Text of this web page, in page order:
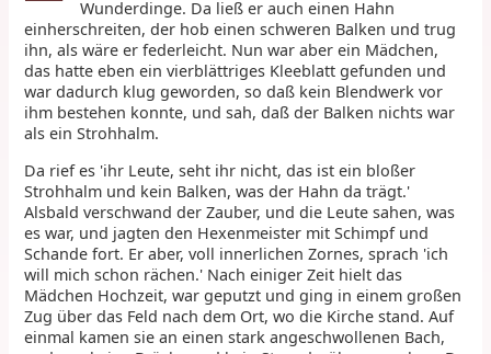
Wunderdinge. Da ließ er auch einen Hahn
einherschreiten, der hob einen schweren Balken und trug
ihn, als wäre er federleicht. Nun war aber ein Mädchen,
das hatte eben ein vierblättriges Kleeblatt gefunden und
war dadurch klug geworden, so daß kein Blendwerk vor
ihm bestehen konnte, und sah, daß der Balken nichts war
als ein Strohhalm.
Da rief es 'ihr Leute, seht ihr nicht, das ist ein bloßer
Strohhalm und kein Balken, was der Hahn da trägt.'
Alsbald verschwand der Zauber, und die Leute sahen, was
es war, und jagten den Hexenmeister mit Schimpf und
Schande fort. Er aber, voll innerlichen Zornes, sprach 'ich
will mich schon rächen.' Nach einiger Zeit hielt das
Mädchen Hochzeit, war geputzt und ging in einem großen
Zug über das Feld nach dem Ort, wo die Kirche stand. Auf
einmal kamen sie an einen stark angeschwollenen Bach,